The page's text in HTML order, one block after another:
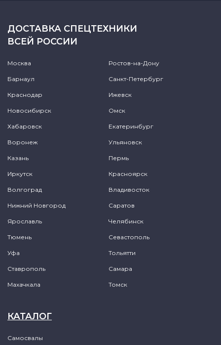
ДОСТАВКА СПЕЦТЕХНИКИ
ВСЕЙ РОССИИ
Москва Ростов-на-Дону
Барнаул Санкт-Петербург
Краснодар Ижевск
Новосибирск Омск
Хабаровск Екатеринбург
Воронеж Ульяновск
Казань Пермь
Иркутск Красноярск
Волгоград Владивосток
Нижний Новгород Саратов
Ярославль Челябинск
Тюмень Севастополь
Уфа Тольятти
Ставрополь Самара
Махачкала Томск
КАТАЛОГ
Самосвалы